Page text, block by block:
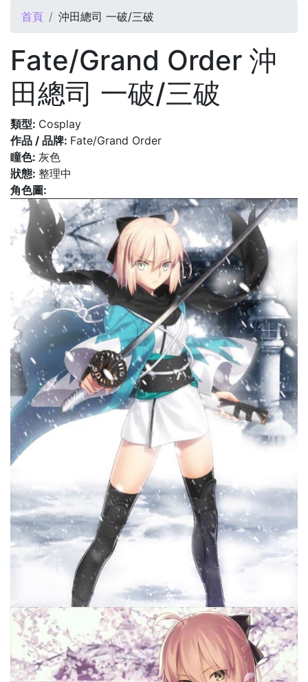
您在這裡
首頁 沖田總司 一破/三破
Fate/Grand Order 沖
田總司 一破/三破
類型: Cosplay
作品 / 品牌: Fate/Grand Order
瞳色: 灰色
狀態: 整理中
角色圖: